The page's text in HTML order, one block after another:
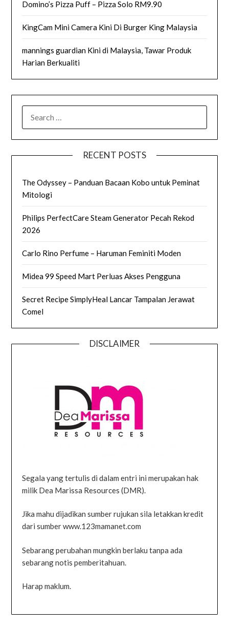
Domino’s Pizza Puff – Pizza Solo RM9.90
KingCam Mini Camera Kini Di Burger King Malaysia
mannings guardian Kini di Malaysia, Tawar Produk
Harian Berkualiti
FOR:
RECENT POSTS
The Odyssey – Panduan Bacaan Kobo untuk Peminat
Mitologi
Philips PerfectCare Steam Generator Pecah Rekod
2026
Carlo Rino Perfume – Haruman Feminiti Moden
Midea 99 Speed Mart Perluas Akses Pengguna
Secret Recipe SimplyHeal Lancar Tampalan Jerawat
Comel
DISCLAIMER
Segala yang tertulis di dalam entri ini merupakan hak
milik Dea Marissa Resources (DMR).
Jika mahu dijadikan sumber rujukan sila letakkan kredit
dari sumber www.123mamanet.com
Sebarang perubahan mungkin berlaku tanpa ada
sebarang notis pemberitahuan.
Harap maklum.